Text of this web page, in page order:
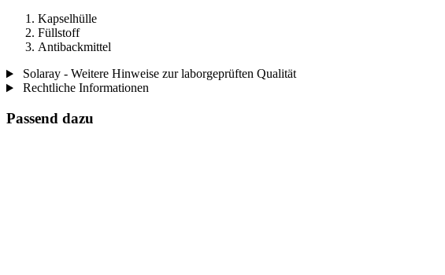
Kapselhülle
Füllstoff
Antibackmittel
Solaray - Weitere Hinweise zur laborgeprüften Qualität
Rechtliche Informationen
Passend dazu